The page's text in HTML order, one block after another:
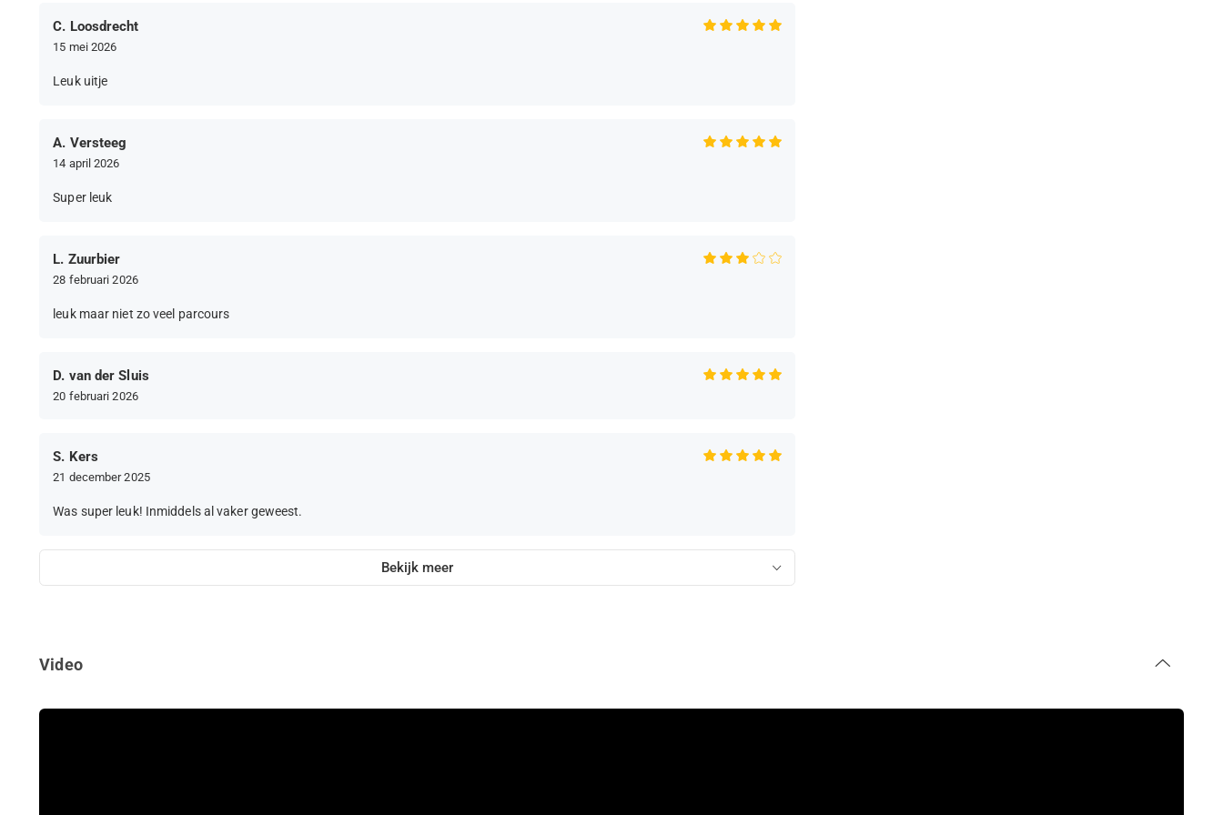
C. Loosdrecht
15 mei 2026
Leuk uitje
A. Versteeg
14 april 2026
Super leuk
L. Zuurbier
28 februari 2026
leuk maar niet zo veel parcours
D. van der Sluis
20 februari 2026
S. Kers
21 december 2025
Was super leuk! Inmiddels al vaker geweest.
Bekijk meer
Video